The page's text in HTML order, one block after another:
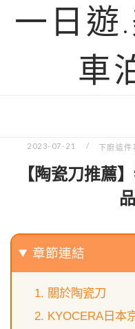
一日遊
車
2023-07-21 下廚這件
【陶瓷刀推薦
章節連結
關於陶瓷刀
KYOCERA日本